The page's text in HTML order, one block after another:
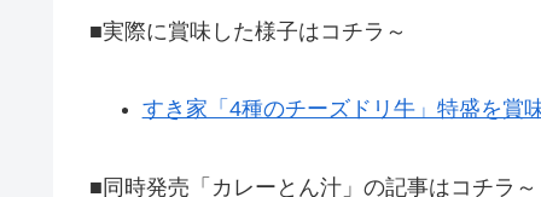
■実際に賞味した様子はコチラ～
すき家「4種のチーズドリ牛」特盛を賞
■同時発売「カレーとん汁」の記事はコチラ～